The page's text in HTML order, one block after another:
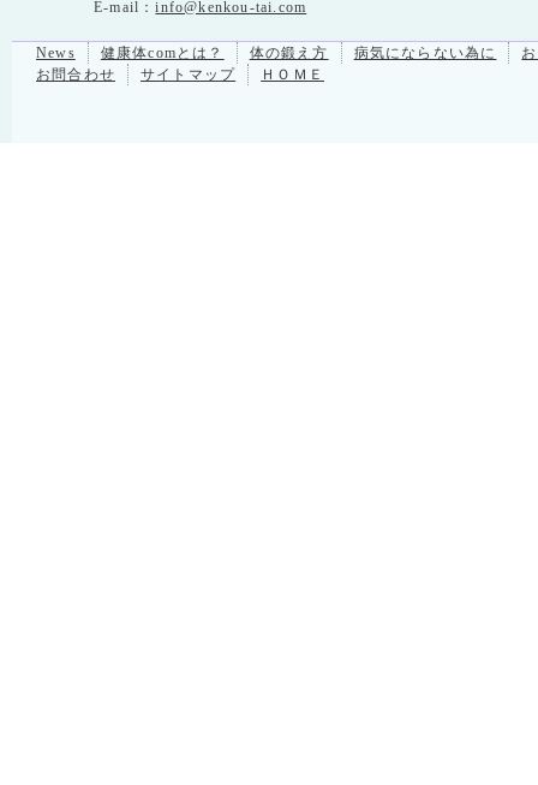
E-mail：info@kenkou-tai.com
News 健康体comとは？ 体の鍛え方 病気にならない為に
お問合わせ
サイトマップ ＨＯＭＥ